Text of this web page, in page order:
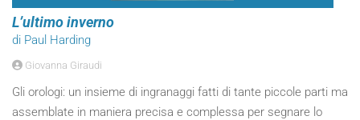
L’ultimo inverno
di Paul Harding
Giovanna Giraudi
Gli orologi: un insieme di ingranaggi fatti di tante piccole parti ma
assemblate in maniera precisa e complessa per segnare lo